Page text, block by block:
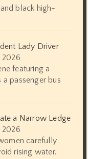
black high-
Lady Driver
2026
featuring a
passenger bus
a Narrow Ledge
2026
carefully
rising water.